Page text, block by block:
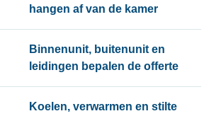
hangen af van de kamer
Binnenunit, buitenunit en
leidingen bepalen de offerte
Koelen, verwarmen en stilte